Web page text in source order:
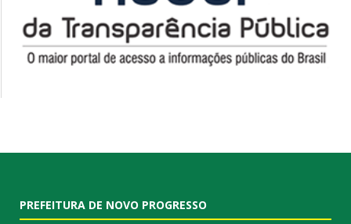
PREFEITURA DE NOVO PROGRESSO